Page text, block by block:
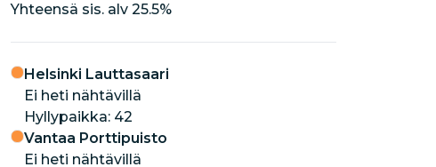
Yhteensä sis. alv 25.5%
Helsinki Lauttasaari
Ei heti nähtävillä
hyllypaikka: 42
Vantaa Porttipuisto
Ei heti nähtävillä